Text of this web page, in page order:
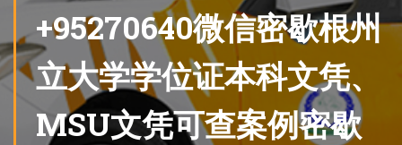
+95270640微信密歇根州
立大学学位证本科文凭、
MSU文凭可查案例密歇